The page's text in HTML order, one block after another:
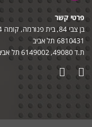
פרטי קשר
בן צבי 84, בית פנורמה, קומה 4, אולם 404
6810431 תל אביב
ת.ד 49080, 6149002 תל אביב